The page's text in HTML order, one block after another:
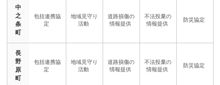
中
之
条
町
長
野
原
町